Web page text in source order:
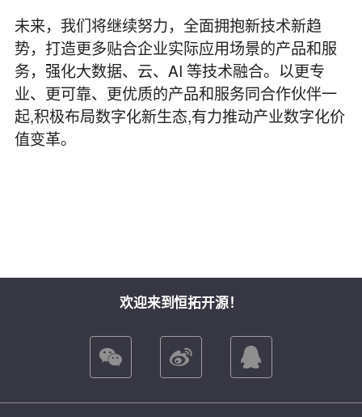
未来，我们将继续努力，全面拥抱新技术新趋
势，打造更多贴合企业实际应用场景的产品和服
务，强化大数据、云、AI 等技术融合。以更专
业、更可靠、更优质的产品和服务同合作伙伴一
起,积极布局数字化新生态,有力推动产业数字化价
值变革。
欢迎来到恒拓开源！